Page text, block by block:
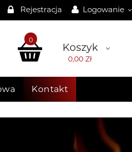
Rejestracja Logowanie
Koszyk
0
0,00 Zł
Kontakt